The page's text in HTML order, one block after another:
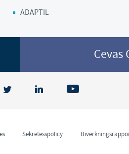
ADAPTIL
Cevas
Sekretesspolicy